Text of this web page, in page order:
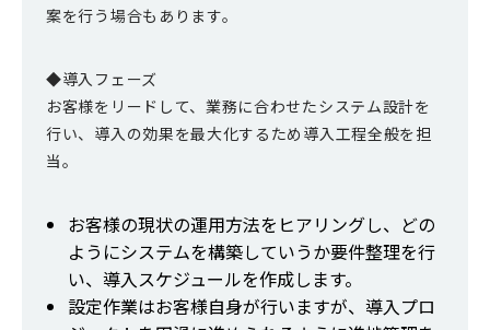
案を行う場合もあります。
◆導入フェーズ
お客様をリードして、業務に合わせたシステム設計を
行い、導入の効果を最大化するため導入工程全般を担
当。
お客様の現状の運用方法をヒアリングし、どの
ようにシステムを構築していうか要件整理を行
い、導入スケジュールを作成します。
設定作業はお客様自身が行いますが、導入プロ